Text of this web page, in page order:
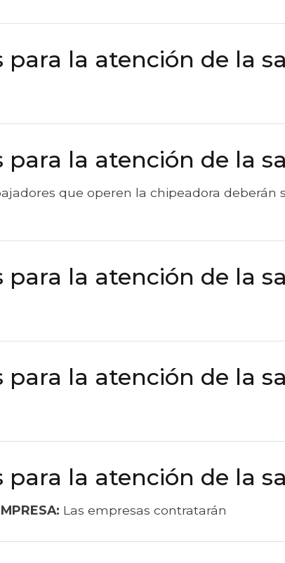
para la atención de la
para la atención de la
que operen la chipeadora deberán
para la atención de la
para la atención de la
para la atención de la
Las empresas contratarán